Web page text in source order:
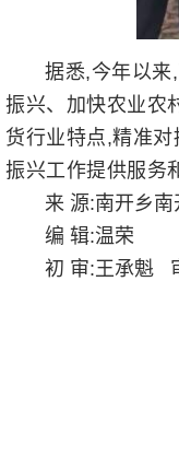
据悉,今年以来
振兴、加快农业农
货行业特点,精准
振兴工作提供服务
来 源:南开乡
编 辑:温荣
初 审:王承魁